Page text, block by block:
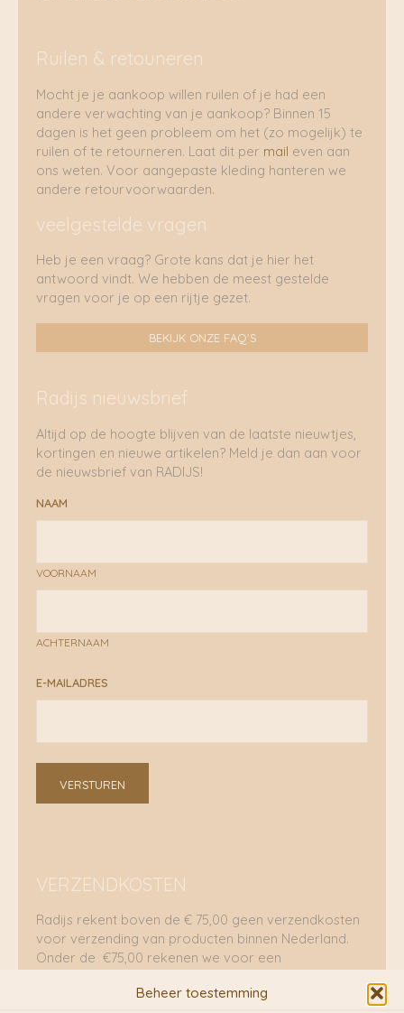
Beheer toestemming
Ruilen & retouneren
Mocht je je aankoop willen ruilen of je had een
andere verwachting van je aankoop? Binnen 15
dagen is het geen probleem om het (zo mogelijk) te
ruilen of te retourneren. Laat dit per mail even aan
ons weten. Voor aangepaste kleding hanteren we
andere retourvoorwaarden.
veelgestelde vragen
Heb je een vraag? Grote kans dat je hier het
antwoord vindt. We hebben de meest gestelde
vragen voor je op een rijtje gezet.
BEKIJK ONZE FAQ'S
Radijs nieuwsbrief
Altijd op de hoogte blijven van de laatste nieuwtjes,
kortingen en nieuwe artikelen? Meld je dan aan voor
de nieuwsbrief van RADIJS!
NAAM
VOORNAAM
ACHTERNAAM
E-MAILADRES
VERSTUREN
VERZENDKOSTEN
Radijs rekent boven de € 75,00 geen verzendkosten
voor verzending van producten binnen Nederland.
Onder de €75,00 rekenen we voor een